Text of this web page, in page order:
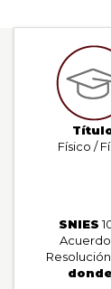
Físico /
SNIES
Acuerdo